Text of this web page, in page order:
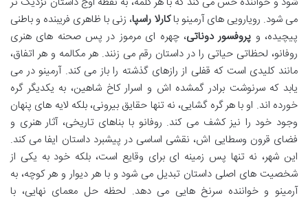
می شود. رویارویی های آرمینو باکارلا راسپا، زنی با ظاهری فریبنده و باطنی
پیچیده، و پروفسور دوناتی، چهره ای مرموز در پس صحنه های هنری
روفانو، لحظاتی حیاتی را در داستان رقم می زنند. هر مکالمه و هر اتفاق،
مانند کلیدی است که قفلی از رازهای گذشته را باز می کند. آرمینو در می
یابد که سرنوشت برادر گمشده اش و اسرار کاخ شاهین، به یکدیگر گره
خورده اند. او با هر گره گشایی، نه تنها حقایق بیرونی، بلکه لایه های پنهان
وجود خود را نیز کشف می کند. روفانو با بناهای تاریخی، آثار هنری و
فضای قرون وسطایی اش، نقشی اساسی در پیشبرد داستان ایفا می کند.
این شهر، نه تنها پس زمینه ای برای وقایع است، بلکه خود به یکی از
شخصیت های اصلی داستان تبدیل می شود و با هر دیوار و هر کوچه، به
آرمینو و خواننده سرنخ هایی می دهد. لحظه حل معمای نهایی، با